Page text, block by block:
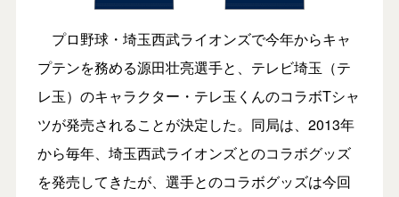
プロ野球・埼玉西武ライオンズで今年からキャ
プテンを務める源田壮亮選手と、テレビ埼玉（テ
レ玉）のキャラクター・テレ玉くんのコラボTシャ
ツが発売されることが決定した。同局は、2013年
から毎年、埼玉西武ライオンズとのコラボグッズ
を発売してきたが、選手とのコラボグッズは今回